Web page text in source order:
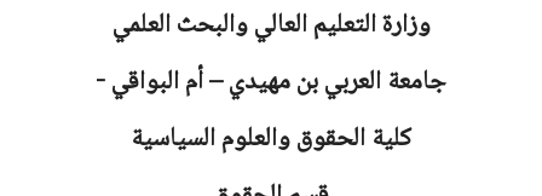
وزارة التعليم العالي والبحث العلمي
جامعةالعربي بن مهيدي – أم البواقي -
كلية الحقوق والعلوم السياسية